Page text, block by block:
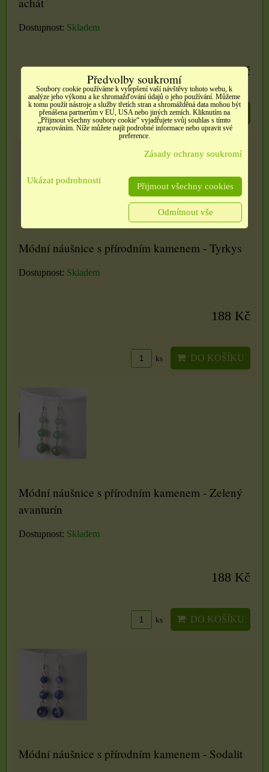
Dostupnost: Skladem
188 Kč
ks DO KOŠÍKU
Módní náušnice s přírodním kamenem - Tyrkys
Dostupnost: Skladem
188 Kč
ks DO KOŠÍKU
Módní náušnice s přírodním kamenem - Zelený
avanturín
Dostupnost: Skladem
188 Kč
ks DO KOŠÍKU
Módní náušnice s přírodním kamenem - Sodalit
Předvolby soukromí
Soubory cookie používáme k vylepšení vaší návštěvy tohoto webu, k
analýze jeho výkonu a ke shromažďování údajů o jeho používání. Můžeme
k tomu použít nástroje a služby třetích stran a shromážděná data mohou být
přenášena partnerům v EU, USA nebo jiných zemích. Kliknutím na
„Přijmout všechny soubory cookie“ vyjadřujete svůj souhlas s tímto
zpracováním. Níže můžete najít podrobné informace nebo upravit své
preference.
Zásady ochrany soukromí
Ukázat podrobnosti
Přijmout všechny cookies
Odmítnout vše